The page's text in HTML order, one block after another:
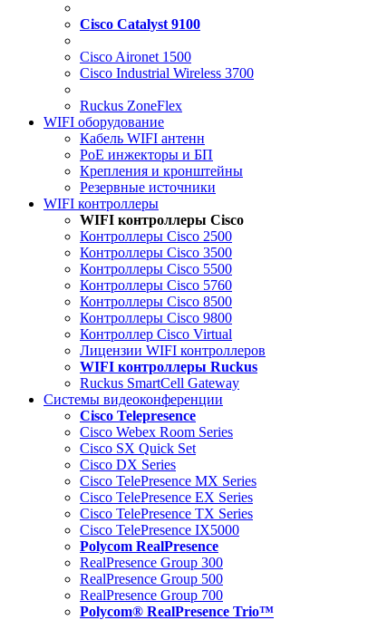
Cisco Catalyst 9100
Cisco Aironet 1500
Cisco Industrial Wireless 3700
Ruckus ZoneFlex
WIFI оборудование
Кабель WIFI антенн
PoE инжекторы и БП
Крепления и кронштейны
Резервные источники
WIFI контроллеры
WIFI контроллеры Cisco
Контроллеры Cisco 2500
Контроллеры Cisco 3500
Контроллеры Cisco 5500
Контроллеры Cisco 5760
Контроллеры Cisco 8500
Контроллеры Cisco 9800
Контроллер Cisco Virtual
Лицензии WIFI контроллеров
WIFI контроллеры Ruckus
Ruckus SmartCell Gateway
Системы видеоконференции
Cisco Telepresence
Cisco Webex Room Series
Cisco SX Quick Set
Cisco DX Series
Cisco TelePresence MX Series
Cisco TelePresence EX Series
Cisco TelePresence TX Series
Cisco TelePresence IX5000
Polycom RealPresence
RealPresence Group 300
RealPresence Group 500
RealPresence Group 700
Polycom® RealPresence Trio™